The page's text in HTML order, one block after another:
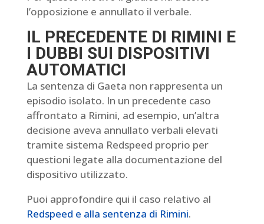
l’opposizione e annullato il verbale.
IL PRECEDENTE DI RIMINI E
I DUBBI SUI DISPOSITIVI
AUTOMATICI
La sentenza di Gaeta non rappresenta un
episodio isolato. In un precedente caso
affrontato a Rimini, ad esempio, un’altra
decisione aveva annullato verbali elevati
tramite sistema Redspeed proprio per
questioni legate alla documentazione del
dispositivo utilizzato.
Puoi approfondire qui il caso relativo al
Redspeed e alla sentenza di Rimini.